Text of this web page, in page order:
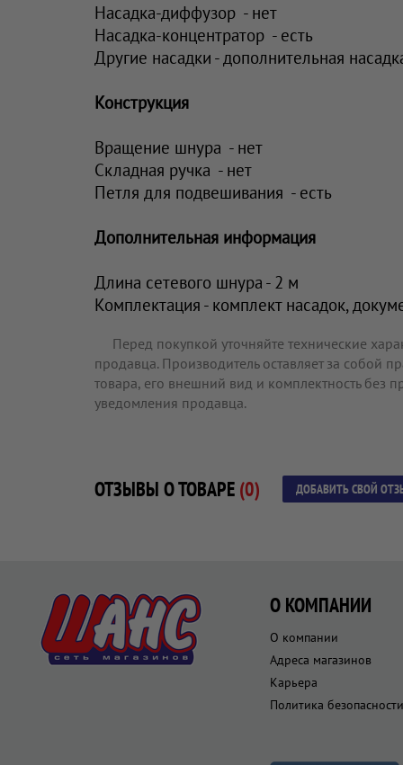
Насадка-диффузор - нет
Насадка-концентратор - есть
Другие насадки - дополнительная
Конструкция
Вращение шнура - нет
Складная ручка - нет
Петля для подвешивания - есть
Дополнительная информация
Длина сетевого шнура - 2 м
Комплектация - комплект насадок,
Перед покупкой уточняйте технические
продавца. Производитель оставляет за собой
товара, его внешний вид и комплектность без
уведомления продавца.
ОТЗЫВЫ О ТОВАРЕ (0) ДОБАВИТЬ СВОЙ
О КОМПАНИИ
О компании
Адреса магазинов
Карьера
Политика безопасности